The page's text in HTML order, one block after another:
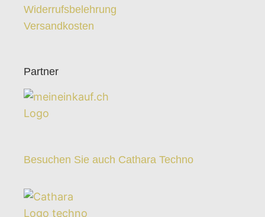
Widerrufsbelehrung
Versandkosten
Partner
Besuchen Sie auch Cathara Techno